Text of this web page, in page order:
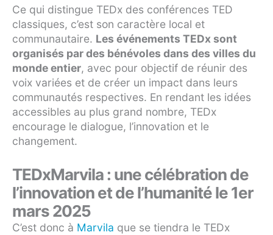
Ce qui distingue TEDx des conférences TED
classiques, c’est son caractère local et
communautaire. Les événements TEDx sont
organisés par des bénévoles dans des villes du
monde entier, avec pour objectif de réunir des
voix variées et de créer un impact dans leurs
communautés respectives. En rendant les idées
accessibles au plus grand nombre, TEDx
encourage le dialogue, l’innovation et le
changement.
TEDxMarvila : une célébration de
l’innovation et de l’humanité le 1er
mars 2025
C’est donc à Marvila que se tiendra le TEDx